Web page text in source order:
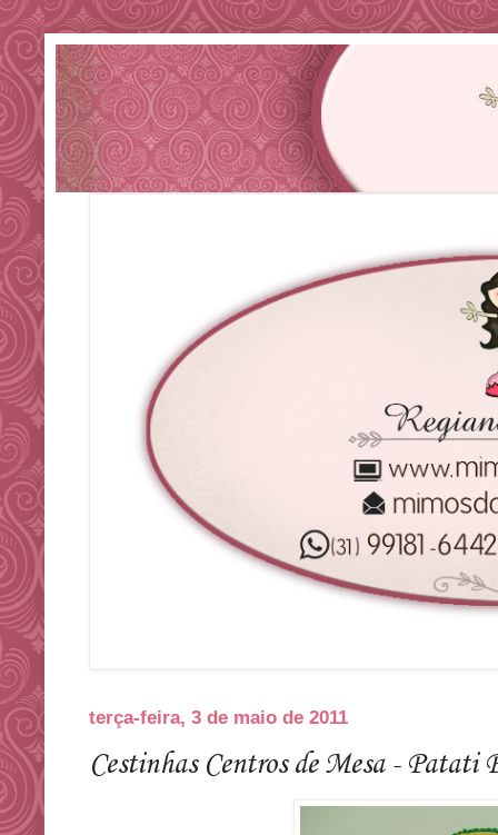
terça-feira, 3 de maio de 2011
Cestinhas Centros de Mesa - Patati